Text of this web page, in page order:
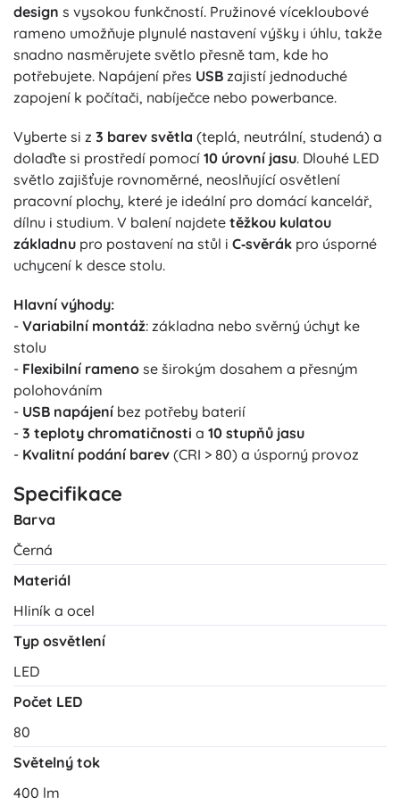
design s vysokou funkčností. Pružinové vícekloubové
rameno umožňuje plynulé nastavení výšky i úhlu, takže
snadno nasměrujete světlo přesně tam, kde ho
potřebujete. Napájení přes USB zajistí jednoduché
zapojení k počítači, nabíječce nebo powerbance.
Vyberte si z 3 barev světla (teplá, neutrální, studená) a
dolaďte si prostředí pomocí 10 úrovní jasu. Dlouhé LED
světlo zajišťuje rovnoměrné, neoslňující osvětlení
pracovní plochy, které je ideální pro domácí kancelář,
dílnu i studium. V balení najdete těžkou kulatou
základnu pro postavení na stůl i C‑svěrák pro úsporné
uchycení k desce stolu.
Hlavní výhody:
- Variabilní montáž: základna nebo svěrný úchyt ke
stolu
- Flexibilní rameno se širokým dosahem a přesným
polohováním
- USB napájení bez potřeby baterií
- 3 teploty chromatičnosti a 10 stupňů jasu
- Kvalitní podání barev (CRI > 80) a úsporný provoz
Specifikace
Barva
Černá
Materiál
Hliník a ocel
Typ osvětlení
LED
Počet LED
80
Světelný tok
400 lm